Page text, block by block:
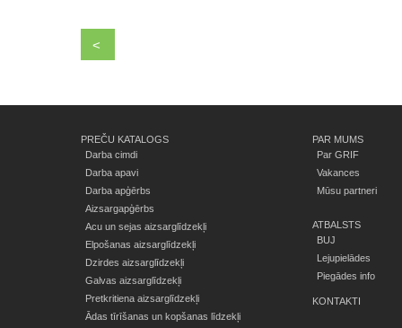
<
PREČU KATALOGS
Darba cimdi
Darba apavi
Darba apģērbs
Aizsargapģērbs
Acu un sejas aizsarglīdzekļi
Elpošanas aizsarglīdzekļi
Dzirdes aizsarglīdzekļi
Galvas aizsarglīdzekļi
Pretkritiena aizsarglīdzekļi
Ādas tīrīšanas un kopšanas līdzekļi
PAR MUMS
Par GRIF
Vakances
Mūsu partneri
ATBALSTS
BUJ
Lejupielādes
Piegādes info
KONTAKTI